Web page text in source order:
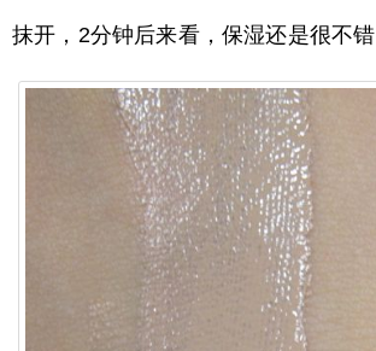
抹开，2分钟后来看，保湿还是很不错